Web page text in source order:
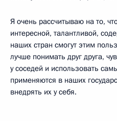
Я очень рассчитываю на то,
интересной, талантливой,
наших стран смогут этим
лучше понимать друг друга,
у соседей и использовать
применяются в наших
внедрять их у себя.